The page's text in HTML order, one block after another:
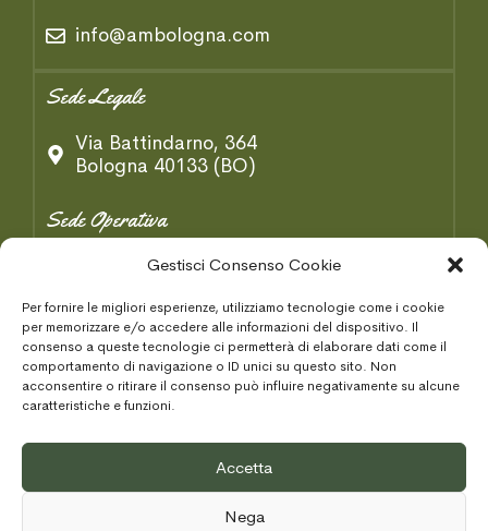
Gestisci Consenso Cookie
Per fornire le migliori esperienze, utilizziamo tecnologie come i cookie
per memorizzare e/o accedere alle informazioni del dispositivo. Il
consenso a queste tecnologie ci permetterà di elaborare dati come il
comportamento di navigazione o ID unici su questo sito. Non
acconsentire o ritirare il consenso può influire negativamente su alcune
caratteristiche e funzioni.
Accetta
Nega
info@ambologna.com
Sede Legale
Via Battindarno, 364
Bologna 40133 (BO)
Sede Operativa
Via B. Tosarelli, 334/2
Condizioni Generaki
Privacy Policy
Cookie Policy
Area Tecnica